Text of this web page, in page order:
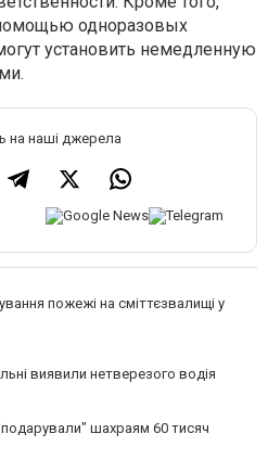
одноразовых
установить немедленную
на наші джерела
пожежі на сміттєзвалищі у
виявили нетверезого водія
шахраям 60 тисяч